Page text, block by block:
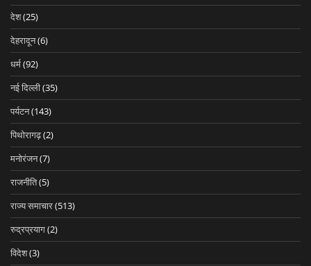
देश(25)
देहरादून(6)
धर्म(92)
नई दिल्ली(35)
पर्यटन(143)
पिथोरागढ़(2)
मनोरंजन(7)
राजनीति(5)
राज्य समाचार(513)
रुद्रप्रयाग(2)
विदेश(3)